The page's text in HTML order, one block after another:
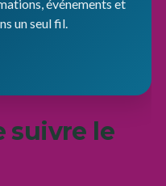
événements et
un seul fil.
suivre le